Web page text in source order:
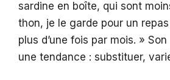
sardine en boîte, qui sont
thon, je le garde pour un
plus d’une fois par mois. »
une tendance : substituer,